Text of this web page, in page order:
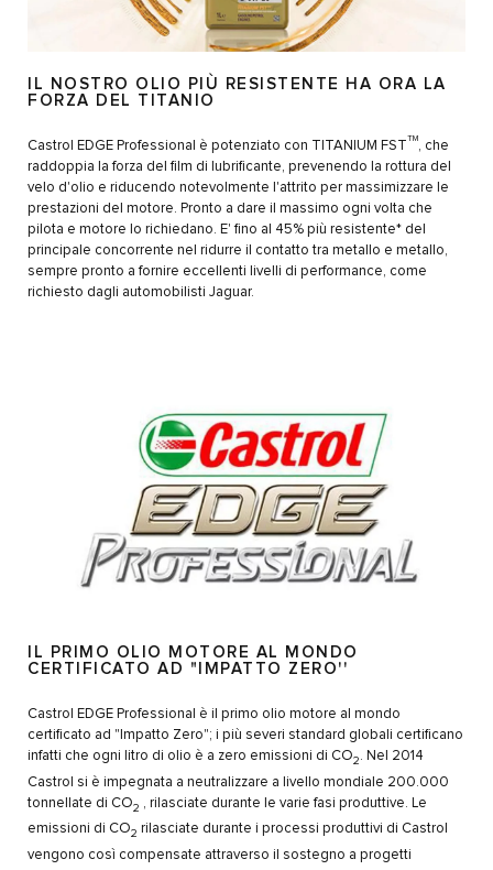
IL NOSTRO OLIO PIÙ RESISTENTE HA ORA LA
FORZA DEL TITANIO
Castrol EDGE Professional è potenziato con TITANIUM FST TM, che
raddoppia la forza del film di lubrificante, prevenendo la rottura del
velo d'olio e riducendo notevolmente l'attrito per massimizzare le
prestazioni del motore. Pronto a dare il massimo ogni volta che
pilota e motore lo richiedano. E' fino al 45% più resistente* del
principale concorrente nel ridurre il contatto tra metallo e metallo,
sempre pronto a fornire eccellenti livelli di performance, come
richiesto dagli automobilisti Jaguar.
IL PRIMO OLIO MOTORE AL MONDO
CERTIFICATO AD "IMPATTO ZERO''
Castrol EDGE Professional è il primo olio motore al mondo
certificato ad "Impatto Zero"; i più severi standard globali certificano
infatti che ogni litro di olio è a zero emissioni di CO2 . Nel 2014
Castrol si è impegnata a neutralizzare a livello mondiale 200.000
tonnellate di CO2 , rilasciate durante le varie fasi produttive. Le
emissioni di CO2 rilasciate durante i processi produttivi di Castrol
vengono così compensate attraverso il sostegno a progetti